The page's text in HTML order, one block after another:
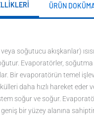
ÜRÜN
soğutucu akışkanlar)
Evaporatörler,
Bir evaporatörün temel
daha hızlı hareket
soğur ve soğur.
bir yüzey alanına